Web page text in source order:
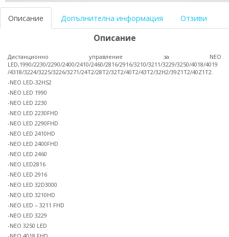
Описание Допълнителна информация Отзиви
Описание
Дистанционно управление за NEO
LED,1990/2230/2290/2400/2410/2460/2816/2916/3210/3211/3229/3250/4018/4019
/4318/3224/3225/3226/3271/24T2/28T2/32T2/40T2/43T2/32H2/39Z1T2/40Z1T2.
-NEO LED-32HS2
-NEO LED 1990
-NEO LED 2230
-NEO LED 2230FHD
-NEO LED 2290FHD
-NEO LED 2410HD
-NEO LED 2400FHD
-NEO LED 2460
-NEO LED2816
-NEO LED 2916
-NEO LED 32D3000
-NEO LED 3210HD
-NEO LED – 3211 FHD
-NEO LED 3229
-NEO 3250 LED